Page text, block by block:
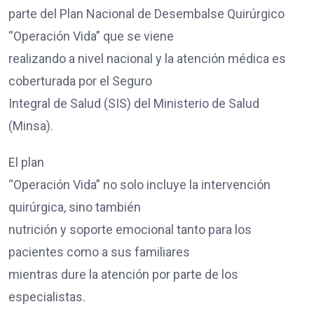
parte del Plan Nacional de Desembalse Quirúrgico
“Operación Vida” que se viene
realizando a nivel nacional y la atención médica es
coberturada por el Seguro
Integral de Salud (SIS) del Ministerio de Salud
(Minsa).
El plan
“Operación Vida” no solo incluye la intervención
quirúrgica, sino también
nutrición y soporte emocional tanto para los
pacientes como a sus familiares
mientras dure la atención por parte de los
especialistas.